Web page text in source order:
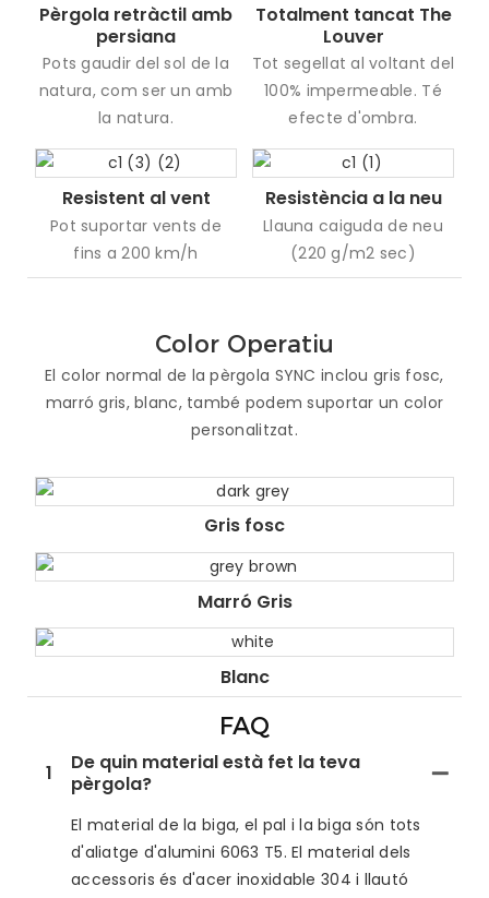
Pèrgola retràctil amb
persiana
Pots gaudir del sol de la
natura, com ser un amb
la natura.
Totalment tancat The
Louver
Tot segellat al voltant del
100% impermeable. Té
efecte d'ombra.
Resistent al vent
Pot suportar vents de
fins a 200 km/h
Resistència a la neu
Llauna caiguda de neu
(220 g/m2 sec)
Color Operatiu
El color normal de la pèrgola SYNC inclou gris fosc,
marró gris, blanc, també podem suportar un color
personalitzat.
Gris fosc
Marró Gris
Blanc
FAQ
1
De quin material està fet la teva
pèrgola?
El material de la biga, el pal i la biga són tots
d'aliatge d'alumini 6063 T5. El material dels
accessoris és d'acer inoxidable 304 i llautó